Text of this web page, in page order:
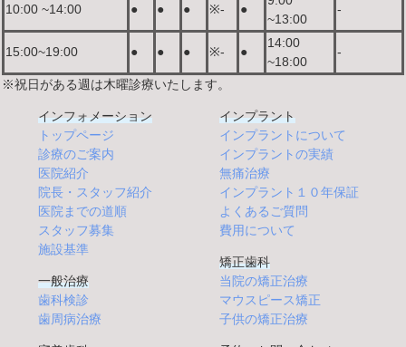
10:00 ~14:00 ● ● ● ※- ●
~13:00
-
15:00~19:00 ● ● ● ※- ●
14:00
~18:00
-
※祝日がある週は木曜診療いたします。
インフォメーション
トップページ
診療のご案内
医院紹介
院長・スタッフ紹介
医院までの道順
スタッフ募集
施設基準
一般治療
歯科検診
歯周病治療
インプラント
インプラントについて
インプラントの実績
無痛治療
インプラント１０年保証
よくあるご質問
費用について
矯正歯科
当院の矯正治療
マウスピース矯正
子供の矯正治療